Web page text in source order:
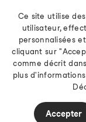
Contact
Français
© 2026 EAMT
Ce site utilise
utilisateur,
personnalisées
cliquant sur
comme décrit
plus
Accepter